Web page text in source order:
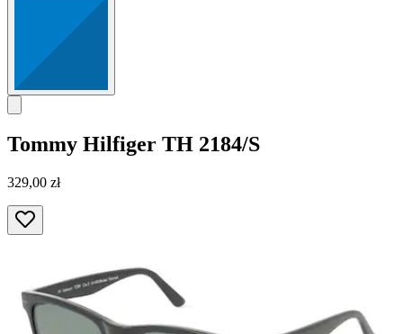
Tommy Hilfiger TH 2184/S
329,00 zł